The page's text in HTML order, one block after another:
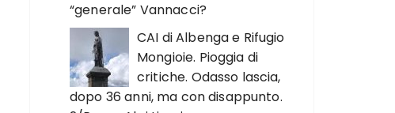
“generale” Vannacci?
CAI di Albenga e Rifugio
Mongioie. Pioggia di
critiche. Odasso lascia,
dopo 36 anni, ma con disappunto.